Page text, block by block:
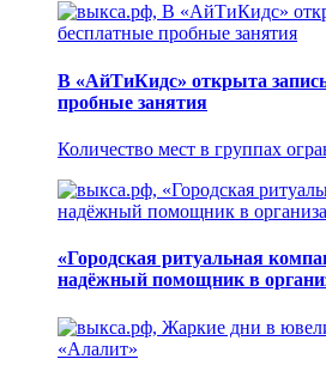
В «АйТиКидс» открыта
пробные занятия
Количество мест в группах
«Городская ритуальная
надёжный помощник в